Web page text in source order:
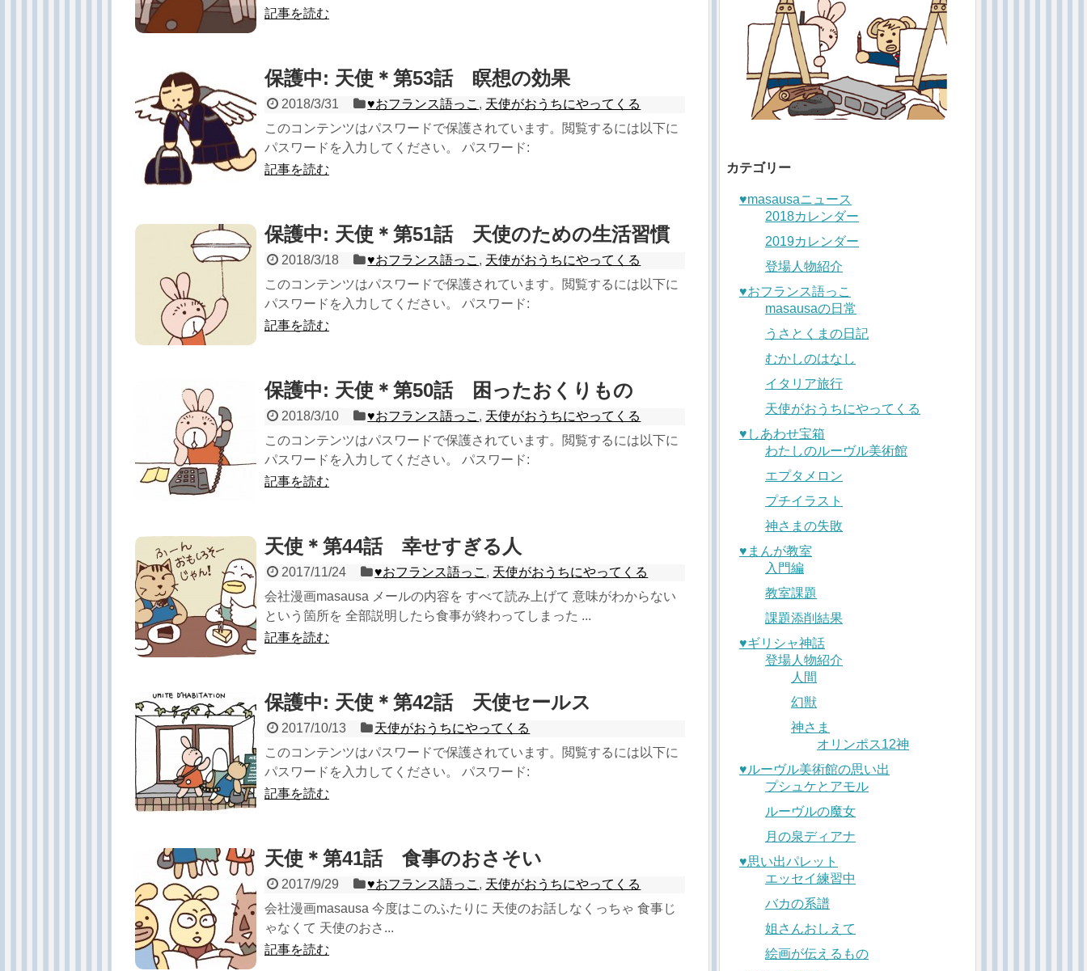
記事を読む
保護中: 天使＊第53話 瞑想の効果
2018/3/31 ♥︎おフランス語っこ , 天使がおうちにやってくる
このコンテンツはパスワードで保護されています。閲覧するには以下に
パスワードを入力してください。 パスワード:
記事を読む
保護中: 天使＊第51話 天使のための生活習慣
2018/3/18 ♥︎おフランス語っこ , 天使がおうちにやってくる
このコンテンツはパスワードで保護されています。閲覧するには以下に
パスワードを入力してください。 パスワード:
記事を読む
保護中: 天使＊第50話 困ったおくりもの
2018/3/10 ♥︎おフランス語っこ , 天使がおうちにやってくる
このコンテンツはパスワードで保護されています。閲覧するには以下に
パスワードを入力してください。 パスワード:
記事を読む
天使＊第44話 幸せすぎる人
2017/11/24 ♥︎おフランス語っこ , 天使がおうちにやってくる
会社漫画masausa メールの内容を すべて読み上げて 意味がわからない
という箇所を 全部説明したら食事が終わってしまった ...
記事を読む
保護中: 天使＊第42話 天使セールス
2017/10/13
天使がおうちにやってくる
このコンテンツはパスワードで保護されています。閲覧するには以下に
パスワードを入力してください。 パスワード:
記事を読む
天使＊第41話 食事のおさそい
2017/9/29 ♥︎おフランス語っこ , 天使がおうちにやってくる
会社漫画masausa 今度はこのふたりに 天使のお話しなくっちゃ 食事じ
ゃなくて 天使のおさ...
記事を読む
カテゴリー
♥︎masausaニュース
2018カレンダー
2019カレンダー
登場人物紹介
♥︎おフランス語っこ
masausaの日常
うさとくまの日記
むかしのはなし
イタリア旅行
天使がおうちにやってくる
♥︎しあわせ宝箱
わたしのルーヴル美術館
エプタメロン
プチイラスト
神さまの失敗
♥︎まんが教室
入門編
教室課題
課題添削結果
♥︎ギリシャ神話
登場人物紹介
人間
幻獣
神さま
オリンポス12神
♥︎ルーヴル美術館の思い出
プシュケとアモル
ルーヴルの魔女
月の泉ディアナ
♥︎思い出パレット
エッセイ練習中
バカの系譜
姐さんおしえて
絵画が伝えるもの